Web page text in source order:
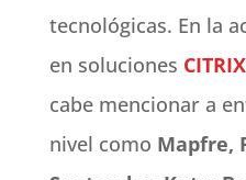
tecnológicas. En la
en soluciones CITRIX
cabe mencionar a
nivel como Mapfre,